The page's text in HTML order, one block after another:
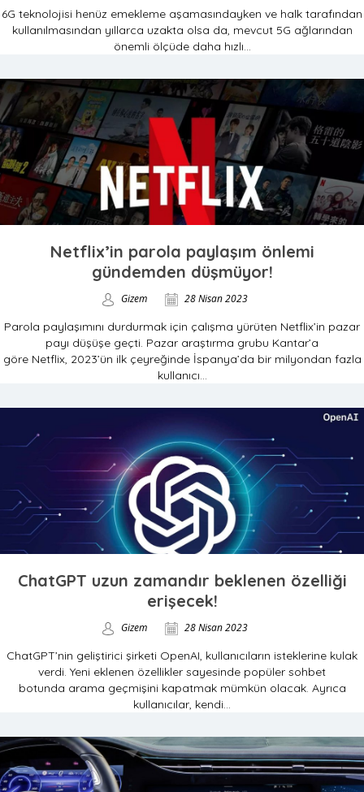
6G teknolojisi henüz emekleme aşamasındayken ve halk tarafından
kullanılmasından yıllarca uzakta olsa da, mevcut 5G ağlarından
önemli ölçüde daha hızlı...
Netflix’in parola paylaşım önlemi
gündemden düşmüyor!
Gizem 28 Nisan 2023
Parola paylaşımını durdurmak için çalışma yürüten Netflix’in pazar
payı düşüşe geçti. Pazar araştırma grubu Kantar’a
göre Netflix, 2023’ün ilk çeyreğinde İspanya’da bir milyondan fazla
kullanıcı...
ChatGPT uzun zamandır beklenen özelliği
erişecek!
Gizem 28 Nisan 2023
ChatGPT’nin geliştirici şirketi OpenAI, kullanıcıların isteklerine kulak
verdi. Yeni eklenen özellikler sayesinde popüler sohbet
botunda arama geçmişini kapatmak mümkün olacak. Ayrıca
kullanıcılar, kendi...